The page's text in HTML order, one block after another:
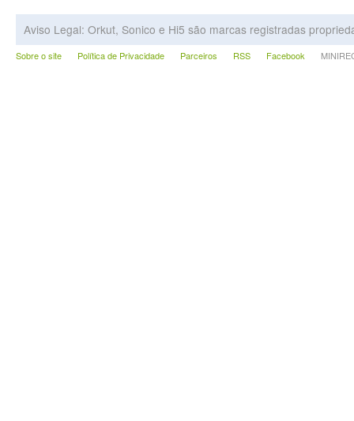
Aviso Legal: Orkut, Sonico e Hi5 são marcas registradas
Sobre o site Política de Privacidade Parceiros RSS Facebook